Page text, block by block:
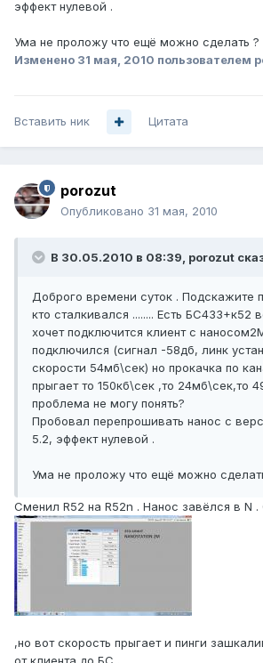
эффект нулевой .
Ума не проложу что ещё можно сделать ?
Изменено 31 мая, 2010 пользователем
Вставить ник Цитата
porozut
Опубликовано 31 мая, 2010
В 30.05.2010 в 08:39, porozut
Доброго времени суток . Подскажите
кто сталкивался ........ Есть БС433+к52
хочет подключится клиент с
подключился (сигнал -58дб, линк
скорости 54мб\сек) но прокачка по
прыгает то 150кб\сек ,то 24мб\сек,то
проблема не могу понять?
Пробовал перепрошивать нанос с
5.2, эффект нулевой .
Ума не проложу что ещё можно
Сменил R52 на R52n . Нанос завёлся в N .
,но вот скорость прыгает и пинги